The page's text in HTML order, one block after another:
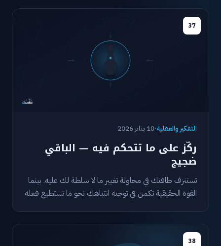
37
التفكير والعقلية·10 يناير 2026
ركّز على ما تتحكم فيه — الباقي
ضجيج
تستنزف طاقتك في محاولة تغيير ما لا سلطة لك عليه. بينما
القوة الحقيقية تكمن في توجيه انتباهك نحو ما تستطيع فعله
38